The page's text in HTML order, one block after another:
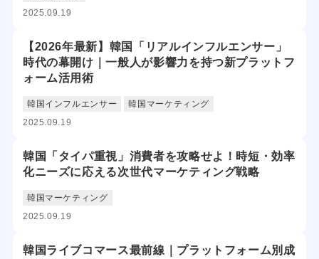
2025.09.19
【2026年最新】韓国「リアルインフルエンサー」
時代の幕開け｜一般人が影響力を持つ新プラットフ
ォーム活用術
韓国インフルエンサー
韓国マーケティング
2025.09.19
韓国「タイパ重視」消費者を攻略せよ！時短・効率
化ニーズに応える次世代マーケティング戦略
韓国マーケティング
2025.09.19
韓国ライブコマース最前線｜プラットフォーム別成